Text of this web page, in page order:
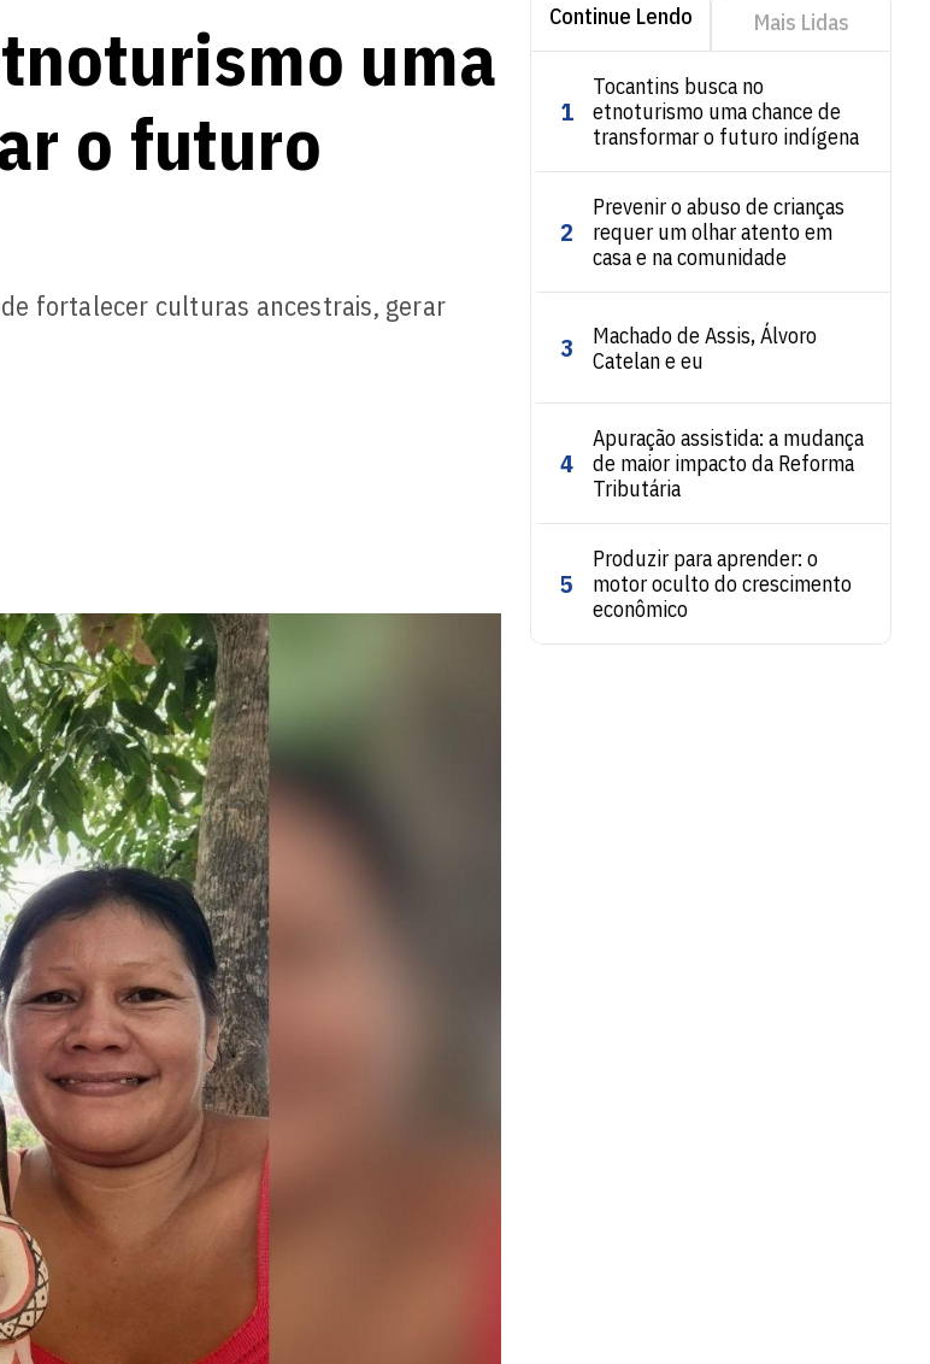
uma
o futuro
fortalecer culturas ancestrais, gerar
Continue Lendo Mais Lidas
1
Tocantins busca no
etnoturismo uma chance de
transformar o futuro indígena
2
Prevenir o abuso de crianças
requer um olhar atento em
casa e na comunidade
3
Machado de Assis, Álvoro
Catelan e eu
4
Apuração assistida: a mudança
de maior impacto da Reforma
Tributária
5
Produzir para aprender: o
motor oculto do crescimento
econômico